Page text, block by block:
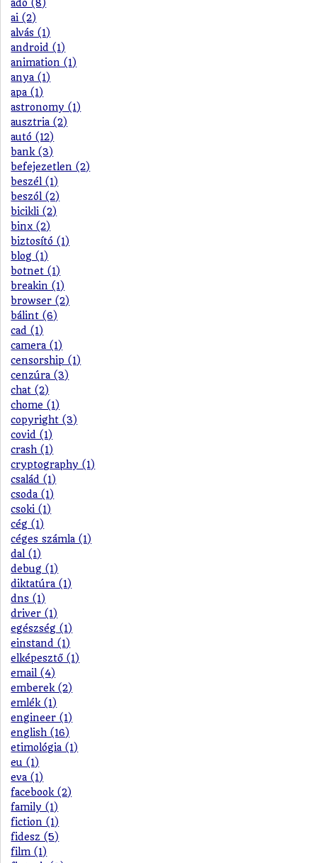
adó (8)
ai (2)
alvás (1)
android (1)
animation (1)
anya (1)
apa (1)
astronomy (1)
ausztria (2)
autó (12)
bank (3)
befejezetlen (2)
beszél (1)
beszól (2)
bicikli (2)
binx (2)
biztosító (1)
blog (1)
botnet (1)
breakin (1)
browser (2)
bálint (6)
cad (1)
camera (1)
censorship (1)
cenzúra (3)
chat (2)
chome (1)
copyright (3)
covid (1)
crash (1)
cryptography (1)
család (1)
csoda (1)
csoki (1)
cég (1)
céges számla (1)
dal (1)
debug (1)
diktatúra (1)
dns (1)
driver (1)
egészség (1)
einstand (1)
elképesztő (1)
email (4)
emberek (2)
emlék (1)
engineer (1)
english (16)
etimológia (1)
eu (1)
eva (1)
facebook (2)
family (1)
fiction (1)
fidesz (5)
film (1)